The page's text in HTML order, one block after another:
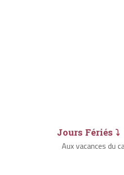
Jours Fériés ⤵
Aux vacances du